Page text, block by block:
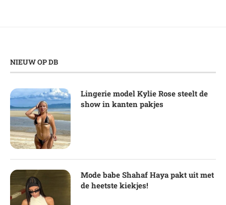
NIEUW OP DB
Lingerie model Kylie Rose steelt de
show in kanten pakjes
Mode babe Shahaf Haya pakt uit met
de heetste kiekjes!